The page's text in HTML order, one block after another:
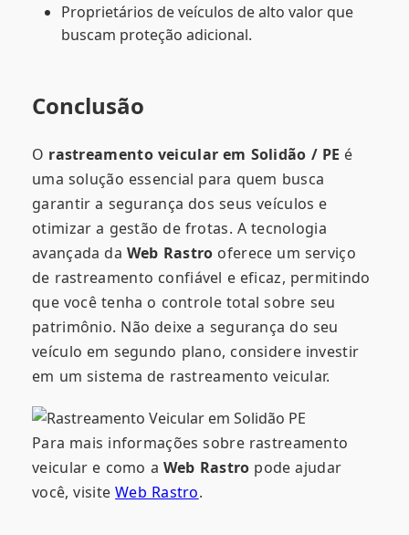
Proprietários de veículos de alto valor que
buscam proteção adicional.
Conclusão
O rastreamento veicular em Solidão / PE é
uma solução essencial para quem busca
garantir a segurança dos seus veículos e
otimizar a gestão de frotas. A tecnologia
avançada da Web Rastro oferece um serviço
de rastreamento confiável e eficaz, permitindo
que você tenha o controle total sobre seu
patrimônio. Não deixe a segurança do seu
veículo em segundo plano, considere investir
em um sistema de rastreamento veicular.
Para mais informações sobre rastreamento
veicular e como a Web Rastro pode ajudar
você, visiteWeb Rastro.